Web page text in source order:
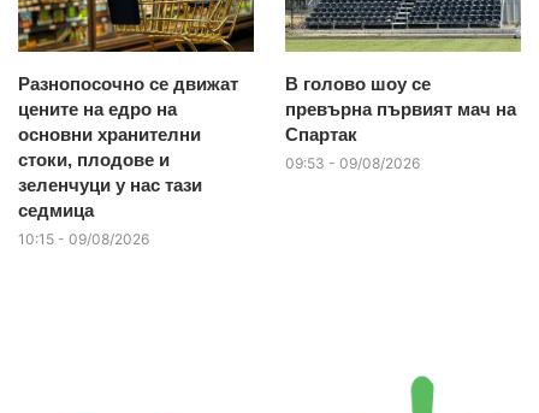
Разнопосочно се движат
цените на едро на
основни хранителни
стоки, плодове и
зеленчуци у нас тази
седмица
10:15 - 09/08/2026
В голово шоу се
превърна първият мач на
Спартак
09:53 - 09/08/2026